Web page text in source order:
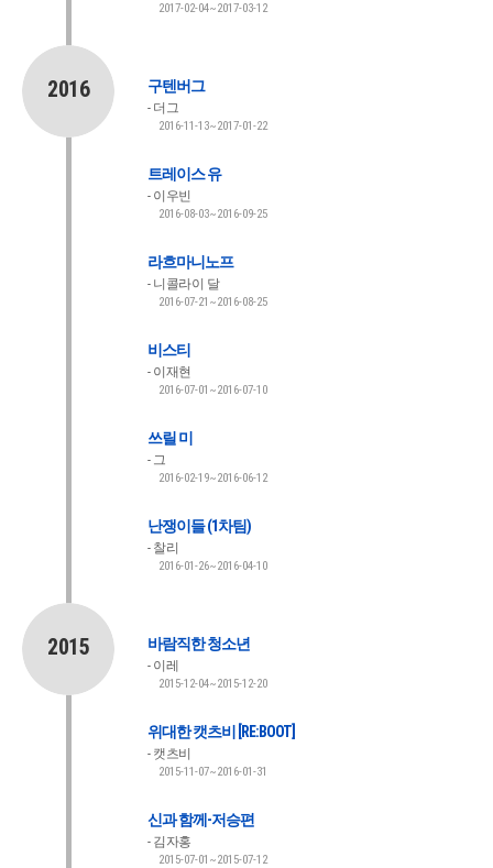
2017-02-04~2017-03-12
2016 구텐버그
더그
2016-11-13~2017-01-22
트레이스 유
이우빈
2016-08-03~2016-09-25
라흐마니노프
니콜라이 달
2016-07-21~2016-08-25
비스티
이재현
2016-07-01~2016-07-10
쓰릴 미
그
2016-02-19~2016-06-12
난쟁이들 (1차팀)
찰리
2016-01-26~2016-04-10
2015 바람직한 청소년
이레
2015-12-04~2015-12-20
위대한 캣츠비 [RE:BOOT]
캣츠비
2015-11-07~2016-01-31
신과 함께-저승편
김자홍
2015-07-01~2015-07-12